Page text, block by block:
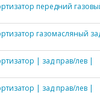
передний
газомасляный
| зад прав/лев |
| зад прав/лев |